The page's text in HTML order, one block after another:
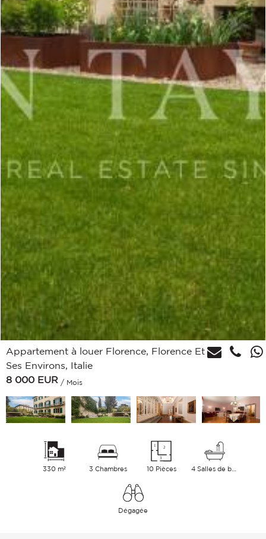
Appartement à louer Florence, Florence Et
Ses Environs, Italie
8 000 EUR / Mois
330 m² 3 Chambres 10 Pièces 4 Salles de bains
Dégagée